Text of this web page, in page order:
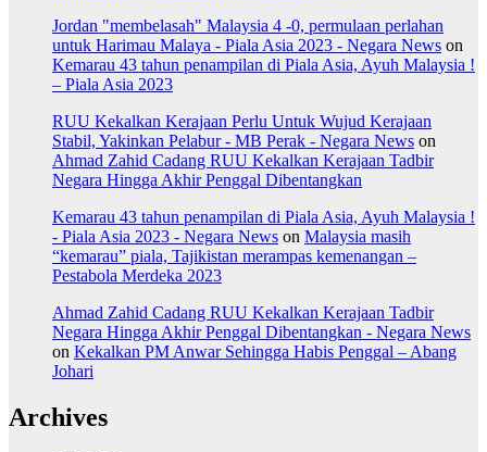
Jordan "membelasah" Malaysia 4 -0, permulaan perlahan
untuk Harimau Malaya - Piala Asia 2023 - Negara News on
Kemarau 43 tahun penampilan di Piala Asia, Ayuh Malaysia !
– Piala Asia 2023
RUU Kekalkan Kerajaan Perlu Untuk Wujud Kerajaan
Stabil, Yakinkan Pelabur - MB Perak - Negara News on
Ahmad Zahid Cadang RUU Kekalkan Kerajaan Tadbir
Negara Hingga Akhir Penggal Dibentangkan
Kemarau 43 tahun penampilan di Piala Asia, Ayuh Malaysia !
- Piala Asia 2023 - Negara News on Malaysia masih
“kemarau” piala, Tajikistan merampas kemenangan –
Pestabola Merdeka 2023
Ahmad Zahid Cadang RUU Kekalkan Kerajaan Tadbir
Negara Hingga Akhir Penggal Dibentangkan - Negara News
on Kekalkan PM Anwar Sehingga Habis Penggal – Abang
Johari
Archives